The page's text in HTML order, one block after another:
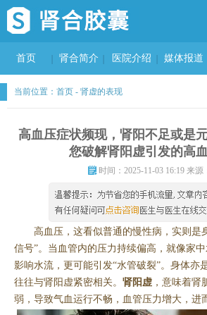
首页 肾合简介 医院介绍 媒体报道
当前位置： 首页 - 肾虚的表现
高血压症状频现，肾阳不足或是
您破解肾阳虚引发的高
时间：2025-11-03 16:19 来源
高血压，这看似普通的慢性病，实则是
信号”。当血管内的压力持续偏高，就像家
影响水流，更可能引发“水管破裂”。身体亦
往往与肾阳虚紧密相关。 肾阳虚 ，意味着肾
弱，导致气血运行不畅，血管压力增大，进